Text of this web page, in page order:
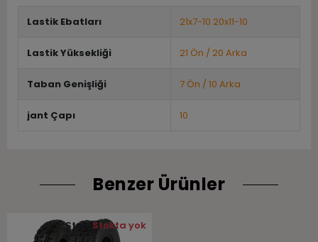
Lastik Ebatları 21x7-10 20x11-10
Lastik Yüksekliği 21 Ön / 20 Arka
Taban Genişliği 7 Ön / 10 Arka
jant Çapı 10
Benzer Ürünler
Stok:Stokta yok